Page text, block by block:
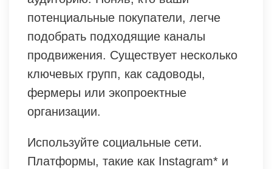
потенциальные покупатели, легче
подобрать подходящие каналы
продвижения. Существует несколько
ключевых групп, как садоводы,
фермеры или экопроектные
организации.
Используйте социальные сети.
Платформы, такие как Instagram* и